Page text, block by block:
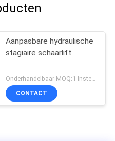
Aanpasbare hydraulische
stagiaire schaarlift
CONTACT